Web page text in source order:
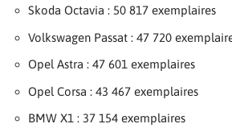
Skoda Octavia : 50 817 exemplaires
Volkswagen Passat : 47 720
Opel Astra : 47 601 exemplaires
Opel Corsa : 43 467 exemplaires
BMW X1 : 37 154 exemplaires